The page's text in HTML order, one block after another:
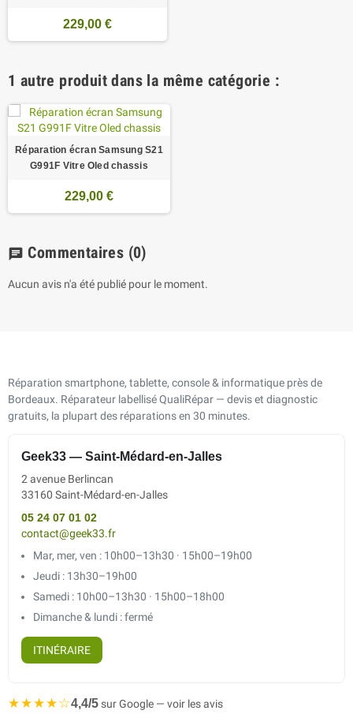
229,00 €
1 autre produit dans la même catégorie :
Réparation écran Samsung S21
G991F Vitre Oled chassis
229,00 €
chat Commentaires (0)
Aucun avis n'a été publié pour le moment.
Réparation smartphone, tablette, console & informatique près de
Bordeaux. Réparateur labellisé QualiRépar — devis et diagnostic
gratuits, la plupart des réparations en 30 minutes.
Geek33 — Saint-Médard-en-Jalles
2 avenue Berlincan
33160 Saint-Médard-en-Jalles
05 24 07 01 02
contact@geek33.fr
Mar, mer, ven : 10h00–13h30 · 15h00–19h00
Jeudi : 13h30–19h00
Samedi : 10h00–13h30 · 15h00–18h00
Dimanche & lundi : fermé
ITINÉRAIRE
★★★★☆4,4/5sur Google — voir les avis